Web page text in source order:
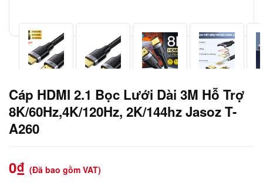
Cáp HDMI 2.1 Bọc Lưới Dài 3M Hỗ Trợ
8K/60Hz,4K/120Hz, 2K/144hz Jasoz T-
A260
0₫ (Đã bao gồm VAT)